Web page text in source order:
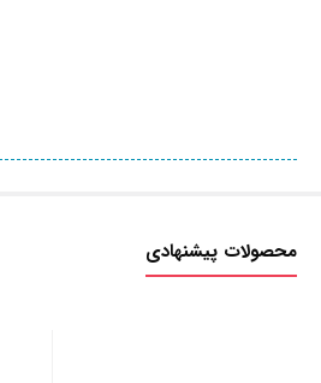
محصولات پیشنهادی